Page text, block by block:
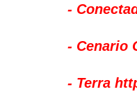
-
- Cenario
- Terra